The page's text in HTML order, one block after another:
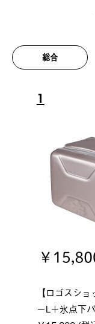
総合
1
【ロゴスシ
ーL＋氷点下